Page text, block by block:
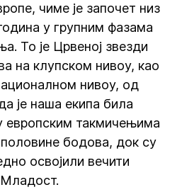
чиме је започет низ
у групним фазама
То је Црвеној звезди
на клупском нивоу, као
нивоу, од
је наша екипа била
европским такмичењима
бодова, док су
освојили вечити